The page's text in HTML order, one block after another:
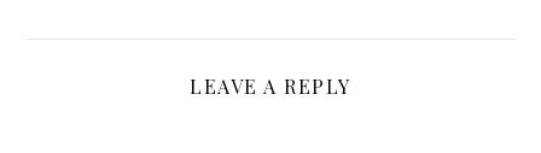
LEAVE A REPLY